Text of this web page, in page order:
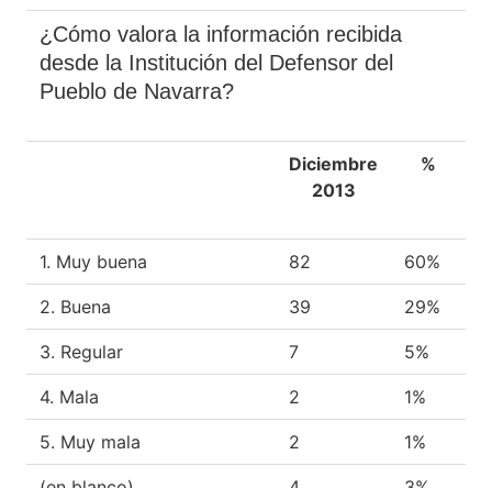
¿Cómo valora la información recibida
desde la Institución del Defensor del
Pueblo de Navarra?
Diciembre
2013
%
1. Muy buena 82 60%
2. Buena 39 29%
3. Regular 7 5%
4. Mala 2 1%
5. Muy mala 2 1%